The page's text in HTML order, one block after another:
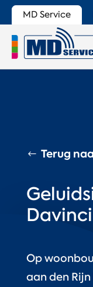
MD Service
Terug
Davinci
Op
aan den